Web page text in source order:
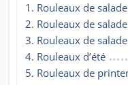
1. Rouleaux de
2. Rouleaux de
3. Rouleaux de
4. Rouleaux d’été
5. Rouleaux de